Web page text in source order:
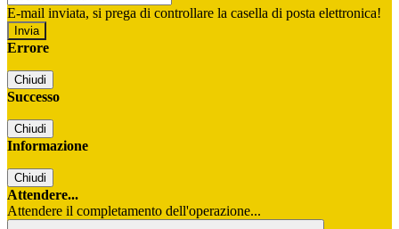
E-mail inviata, si prega di controllare la casella di posta elettronica!
Errore
Chiudi
Successo
Chiudi
Informazione
Chiudi
Attendere...
Attendere il completamento dell'operazione...